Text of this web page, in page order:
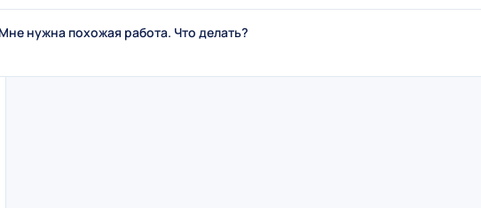
Мне нужна похожая работа. Что делать?